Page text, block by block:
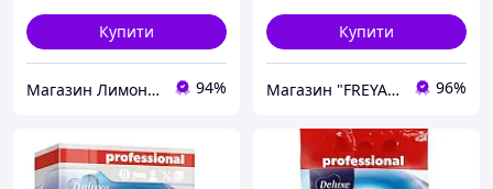
Купити
Магазин Лимонад 94%
Купити
Магазин "FREYAmarket" 96%